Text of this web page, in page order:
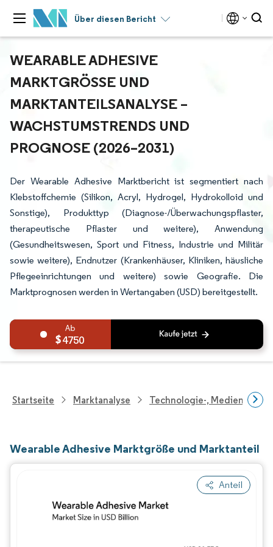
Über diesen Bericht
WEARABLE ADHESIVE
MARKTGRÖSSE UND M
ARKTANTEILSANALYSE – W
ACHSTUMSTRENDS UND P
ROGNOSE (2026–2031)
Der Wearable Adhesive Marktbericht ist segmentiert nach
Klebstoffchemie (Silikon, Acryl, Hydrogel, Hydrokolloid und
Sonstige), Produkttyp (Diagnose-/Überwachungspflaster,
therapeutische Pflaster und weitere), Anwendung
(Gesundheitswesen, Sport und Fitness, Industrie und Militär
sowie weitere), Endnutzer (Krankenhäuser, Kliniken, häusliche
Pflegeeinrichtungen und weitere) sowie Geografie. Die
Marktprognosen werden in Wertangaben (USD) bereitgestellt.
4750
Startseite Marktanalyse Technologie-, Medien- Und
Wearable Adhesive Marktgröße und Marktanteil
Anteil